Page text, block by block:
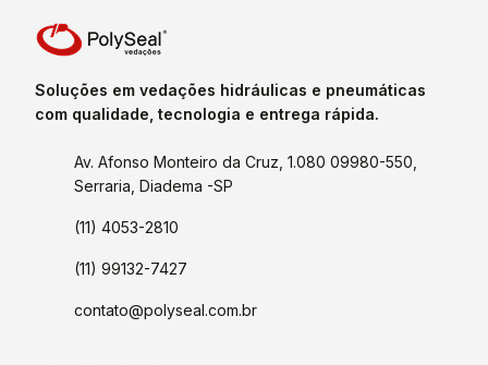
Soluções em vedações hidráulicas e pneumáticas
com qualidade, tecnologia e entrega rápida.
Av. Afonso Monteiro da Cruz, 1.080 09980-550,
Serraria, Diadema -SP
(11) 4053-2810
(11) 99132-7427
contato@polyseal.com.br